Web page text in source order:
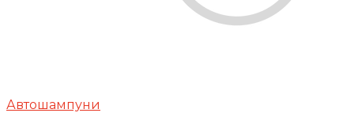
Автошампуни